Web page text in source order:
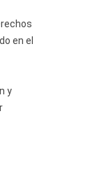
en el
y